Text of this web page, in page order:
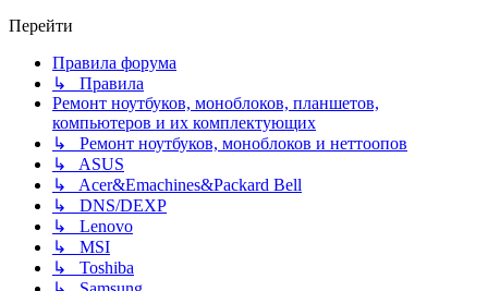
Перейти
Правила форума
↳ Правила
Ремонт ноутбуков, моноблоков, планшетов,
компьютеров и их комплектующих
↳ Ремонт ноутбуков, моноблоков и неттоопов
↳ ASUS
↳ Acer&Emachines&Packard Bell
↳ DNS/DEXP
↳ Lenovo
↳ MSI
↳ Toshiba